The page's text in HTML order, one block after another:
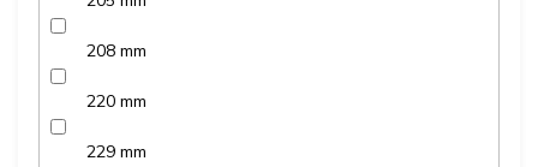
208 mm
220 mm
229 mm